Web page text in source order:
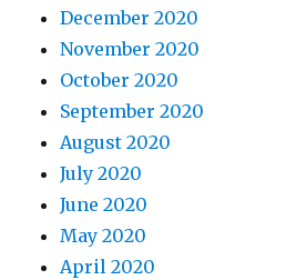
December 2020
November 2020
October 2020
September 2020
August 2020
July 2020
June 2020
May 2020
April 2020